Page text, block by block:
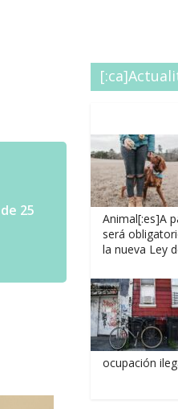
25
Animal[:es]A
será
la nueva Ley
ocupación